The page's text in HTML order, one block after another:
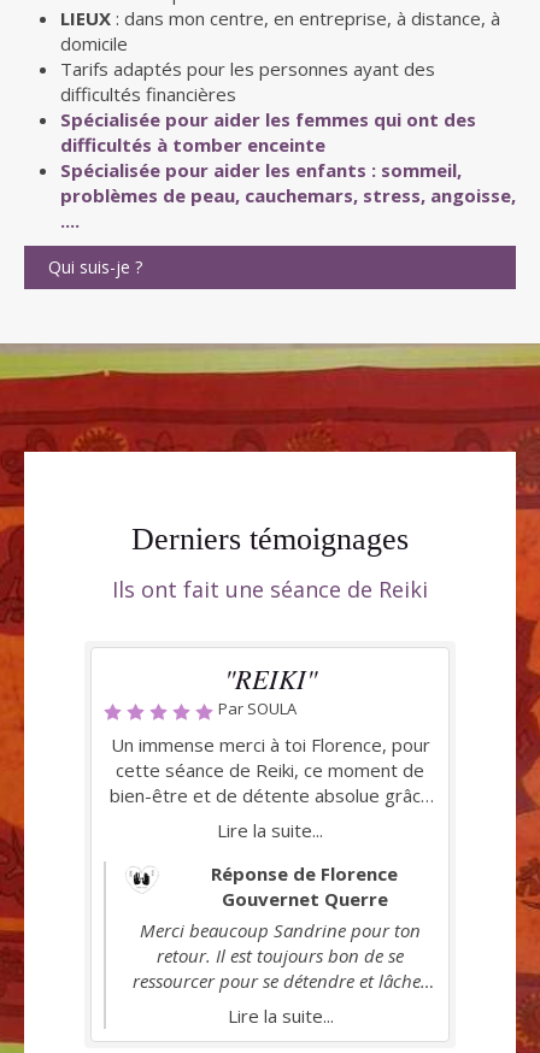
LIEUX : dans mon centre, en entreprise, à distance, à
domicile
Tarifs adaptés pour les personnes ayant des
difficultés financières
Spécialisée pour aider les femmes qui ont des
difficultés à tomber enceinte
Spécialisée pour aider les enfants : sommeil,
problèmes de peau, cauchemars, stress, angoisse,
....
Qui suis-je ?
Derniers témoignages
Ils ont fait une séance de Reiki
"REIKI"
Par SOULA
Un immense merci à toi Florence, pour
cette séance de Reiki, ce moment de
bien-être et de détente absolue grâce
cette énergie bienveillante et remplie
vivement de vivre cet instant. Gratitude
infinie.
Lire la suite...
Réponse de Florence
Gouvernet Querre
Merci beaucoup Sandrine pour ton
retour. Il est toujours bon de se
ressourcer pour se détendre et lâcher
prise. Et quel bonheur de recevoir à
Lire la suite...